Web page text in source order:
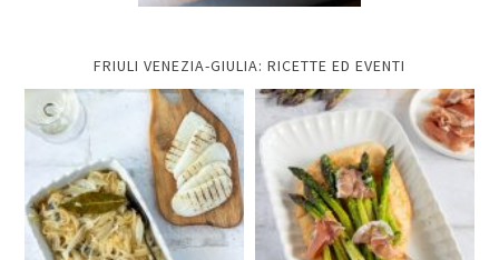
FRIULI VENEZIA-GIULIA: RICETTE ED EVENTI